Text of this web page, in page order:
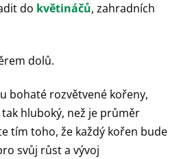
do květináčů, zahradních
dolů.
bohaté rozvětvené kořeny,
hluboký, než je průměr
tím toho, že každý kořen bude
svůj růst a vývoj